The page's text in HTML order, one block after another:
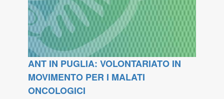
ANT IN PUGLIA: VOLONTARIATO IN
MOVIMENTO PER I MALATI
ONCOLOGICI